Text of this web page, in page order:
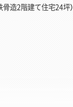
造2階建て住宅24坪）